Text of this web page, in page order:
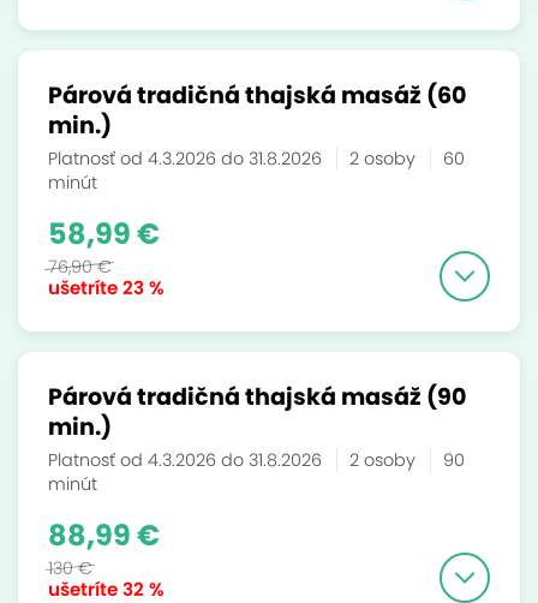
Párová tradičná thajská masáž (60
min.)
Platnosť od 4.3.2026 do 31.8.2026 2 osoby
60
minút
ušetríte23 %
58,99 €
76,90 €
Párová tradičná thajská masáž (90
min.)
Platnosť od 4.3.2026 do 31.8.2026 2 osoby
90
minút
ušetríte32 %
88,99 €
130 €